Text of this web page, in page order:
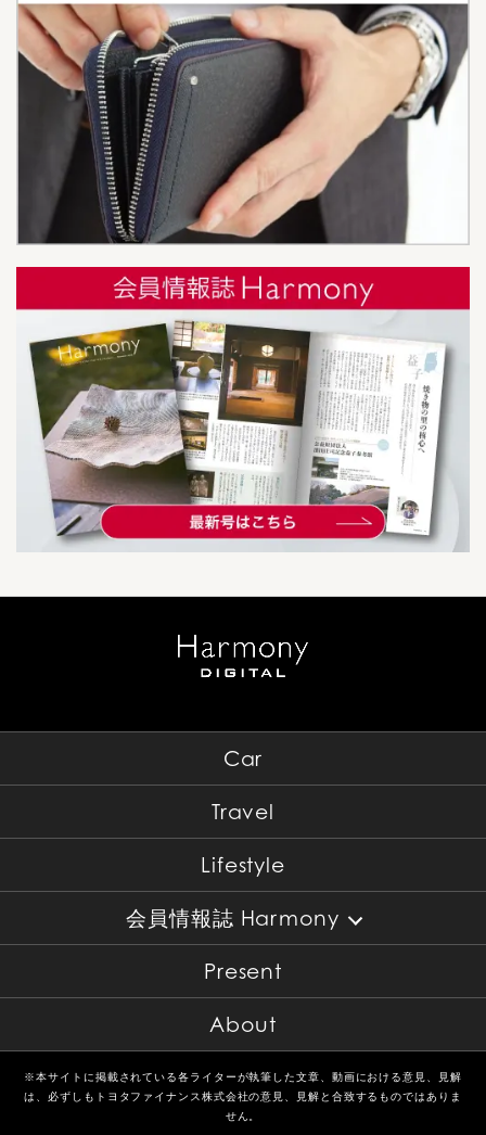
Car
Travel
Lifestyle
会員情報誌 Harmony
Present
About
※本サイトに掲載されている各ライターが執筆した文章、動画における意見、見解
は、必ずしもトヨタファイナンス株式会社の意見、見解と合致するものではありま
せん。